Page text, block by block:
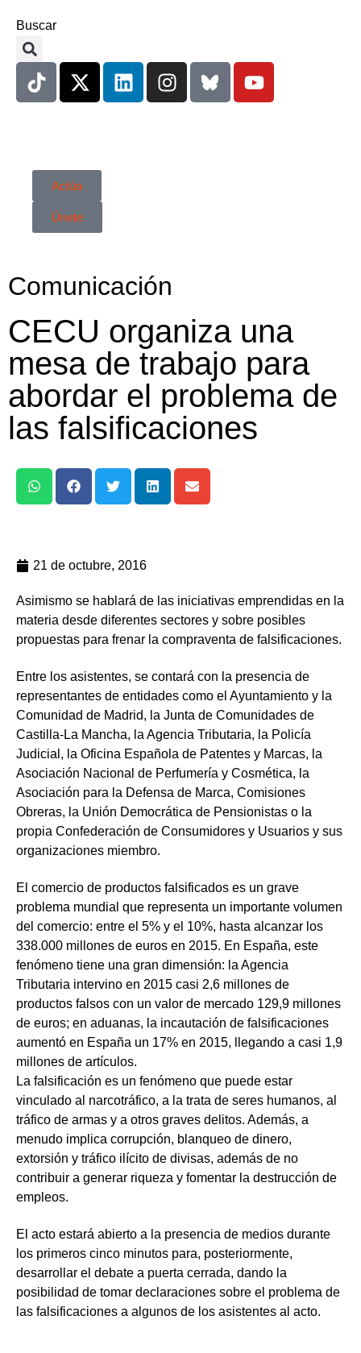
Buscar
Actúa
Únete
Comunicación
CECU organiza una
mesa de trabajo para
abordar el problema de
las falsificaciones
21 de octubre, 2016
Asimismo se hablará de las iniciativas emprendidas en la
materia desde diferentes sectores y sobre posibles
propuestas para frenar la compraventa de falsificaciones.
Entre los asistentes, se contará con la presencia de
representantes de entidades como el Ayuntamiento y la
Comunidad de Madrid, la Junta de Comunidades de
Castilla-La Mancha, la Agencia Tributaria, la Policía
Judicial, la Oficina Española de Patentes y Marcas, la
Asociación Nacional de Perfumería y Cosmética, la
Asociación para la Defensa de Marca, Comisiones
Obreras, la Unión Democrática de Pensionistas o la
propia Confederación de Consumidores y Usuarios y sus
organizaciones miembro.
El comercio de productos falsificados es un grave
problema mundial que representa un importante volumen
del comercio: entre el 5% y el 10%, hasta alcanzar los
338.000 millones de euros en 2015. En España, este
fenómeno tiene una gran dimensión: la Agencia
Tributaria intervino en 2015 casi 2,6 millones de
productos falsos con un valor de mercado 129,9 millones
de euros; en aduanas, la incautación de falsificaciones
aumentó en España un 17% en 2015, llegando a casi 1,9
millones de artículos.
La falsificación es un fenómeno que puede estar
vinculado al narcotráfico, a la trata de seres humanos, al
tráfico de armas y a otros graves delitos. Además, a
menudo implica corrupción, blanqueo de dinero,
extorsión y tráfico ilícito de divisas, además de no
contribuir a generar riqueza y fomentar la destrucción de
empleos.
El acto estará abierto a la presencia de medios durante
los primeros cinco minutos para, posteriormente,
desarrollar el debate a puerta cerrada, dando la
posibilidad de tomar declaraciones sobre el problema de
las falsificaciones a algunos de los asistentes al acto.